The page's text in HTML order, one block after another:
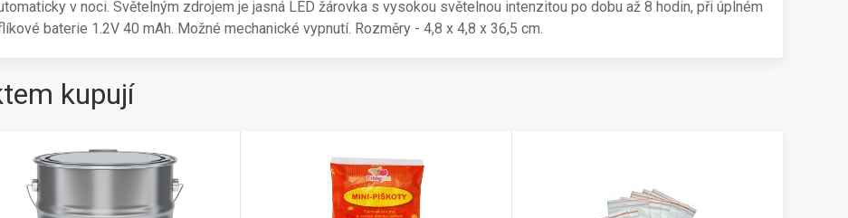
v noci. Světelným zdrojem je jasná LED žárovka s vysokou světelnou intenzitou po dobu až 8 hodin, při úplném
baterie 1.2V 40 mAh. Možné mechanické vypnutí. Rozměry - 4,8 x 4,8 x 36,5 cm.
kupují